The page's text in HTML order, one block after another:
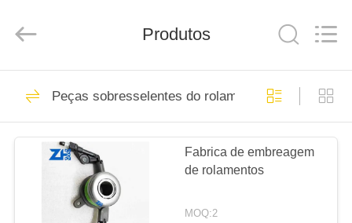
CASA
PRODUTOS
SOBRE
LTD..
rolamentos
autocompensadores
de rolos
941
Produtos
Peças sobresselentes do rolamento
Fabrica de embreagem
de rolamentos
MOQ:2